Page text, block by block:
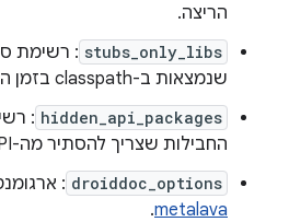
הריצה.
stubs_only_libs
שנמצאות ב-classpath בזמן היצירה של stubs.
hidden_api_packages
:
החבילות שצריך להסתיר מה-API.
droiddoc_options
:
metalava
.